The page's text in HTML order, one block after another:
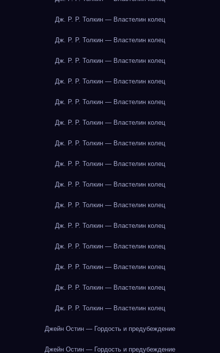
Дж. Р. Р. Толкин — Властелин колец
Дж. Р. Р. Толкин — Властелин колец
Дж. Р. Р. Толкин — Властелин колец
Дж. Р. Р. Толкин — Властелин колец
Дж. Р. Р. Толкин — Властелин колец
Дж. Р. Р. Толкин — Властелин колец
Дж. Р. Р. Толкин — Властелин колец
Дж. Р. Р. Толкин — Властелин колец
Дж. Р. Р. Толкин — Властелин колец
Дж. Р. Р. Толкин — Властелин колец
Дж. Р. Р. Толкин — Властелин колец
Дж. Р. Р. Толкин — Властелин колец
Дж. Р. Р. Толкин — Властелин колец
Дж. Р. Р. Толкин — Властелин колец
Дж. Р. Р. Толкин — Властелин колец
Джейн Остин — Гордость и предубеждение
Джейн Остин — Гордость и предубеждение